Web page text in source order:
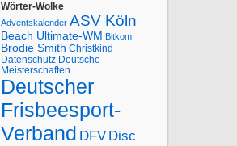
Wörter-Wolke
Adventskalender ASV Köln
Beach Ultimate-WM Bitkom
Brodie Smith Christkind
Datenschutz Deutsche
Meisterschaften
Deutscher
Frisbeesport-
Verband DFV Disc